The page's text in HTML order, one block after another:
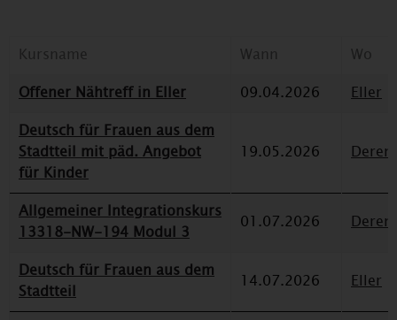
Kursname Wann
Wo
Offener Nähtreff in Eller
09.04.2026
Eller
Deutsch für Frauen aus dem
Stadtteil mit päd. Angebot
für Kinder
19.05.2026
Allgemeiner Integrationskurs
13318-NW-194 Modul 3
01.07.2026
Deutsch für Frauen aus dem
Stadtteil
14.07.2026 Eller